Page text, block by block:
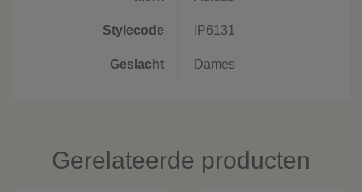
Stylecode IP6131
Geslacht Dames
Gerelateerde producten